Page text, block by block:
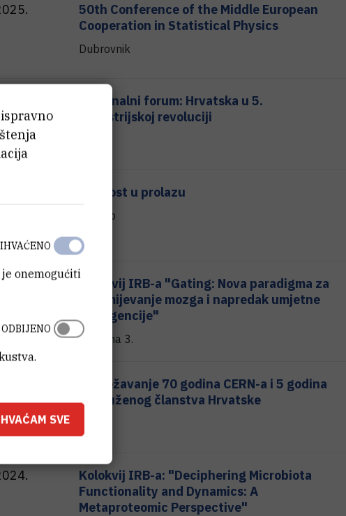
50th Conference of the Middle European
Cooperation in Statistical Physics
Dubrovnik
Nacionalni forum: Hrvatska u 5.
Industrijskoj revoluciji
Znanost u prolazu
Zagreb
Kolokvij IRB-a "Gating: Nova paradigma za
razumijevanje mozga i napredak umjetne
inteligencije"
Dvorana 3.
Obilježavanje 70 godina CERN-a i 5 godina
pridruženog članstva Hrvatske
Kolokvij IRB-a: "Deciphering Microbiota
Functionality and Dynamics: A
Metaproteomic Perspective"
onemogućiti
ODBIJENO
SVE